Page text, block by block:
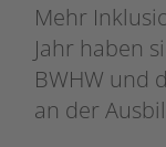
Mehr
Jahr haben
BWHW und
an der